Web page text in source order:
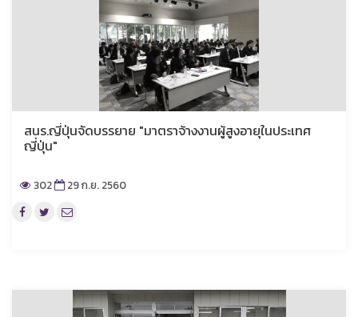
สนร.ญี่ปุ่นจัดบรรยาย "มาตราจ้างงานผู้สูงอายุในประเทศ
ญี่ปุ่น"
302 29 ก.ย. 2560